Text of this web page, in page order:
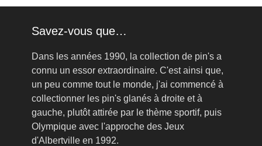
Savez-vous que…
Dans les années 1990, la collection de pin's a
connu un essor extraordinaire. C'est ainsi que,
un peu comme tout le monde, j'ai commencé à
collectionner les pin's glanés à droite et à
gauche, plutôt attirée par le thème sportif, puis
Olympique avec l'approche des Jeux
d'Albertville en 1992.